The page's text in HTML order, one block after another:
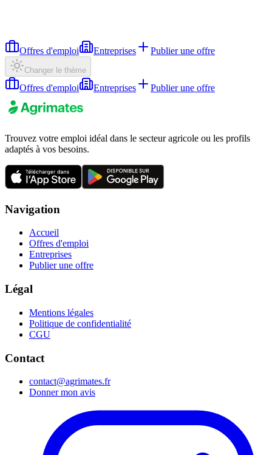
Offres d'emploi Entreprises Publier une offre
Changer le thème
Offres d'emploi Entreprises Publier une offre
Trouvez votre emploi idéal dans le secteur agricole ou les profils
adaptés à vos besoins.
Navigation
Accueil
Offres d'emploi
Entreprises
Publier une offre
Légal
Mentions légales
Politique de confidentialité
CGU
Contact
contact@agrimates.fr
Donner mon avis